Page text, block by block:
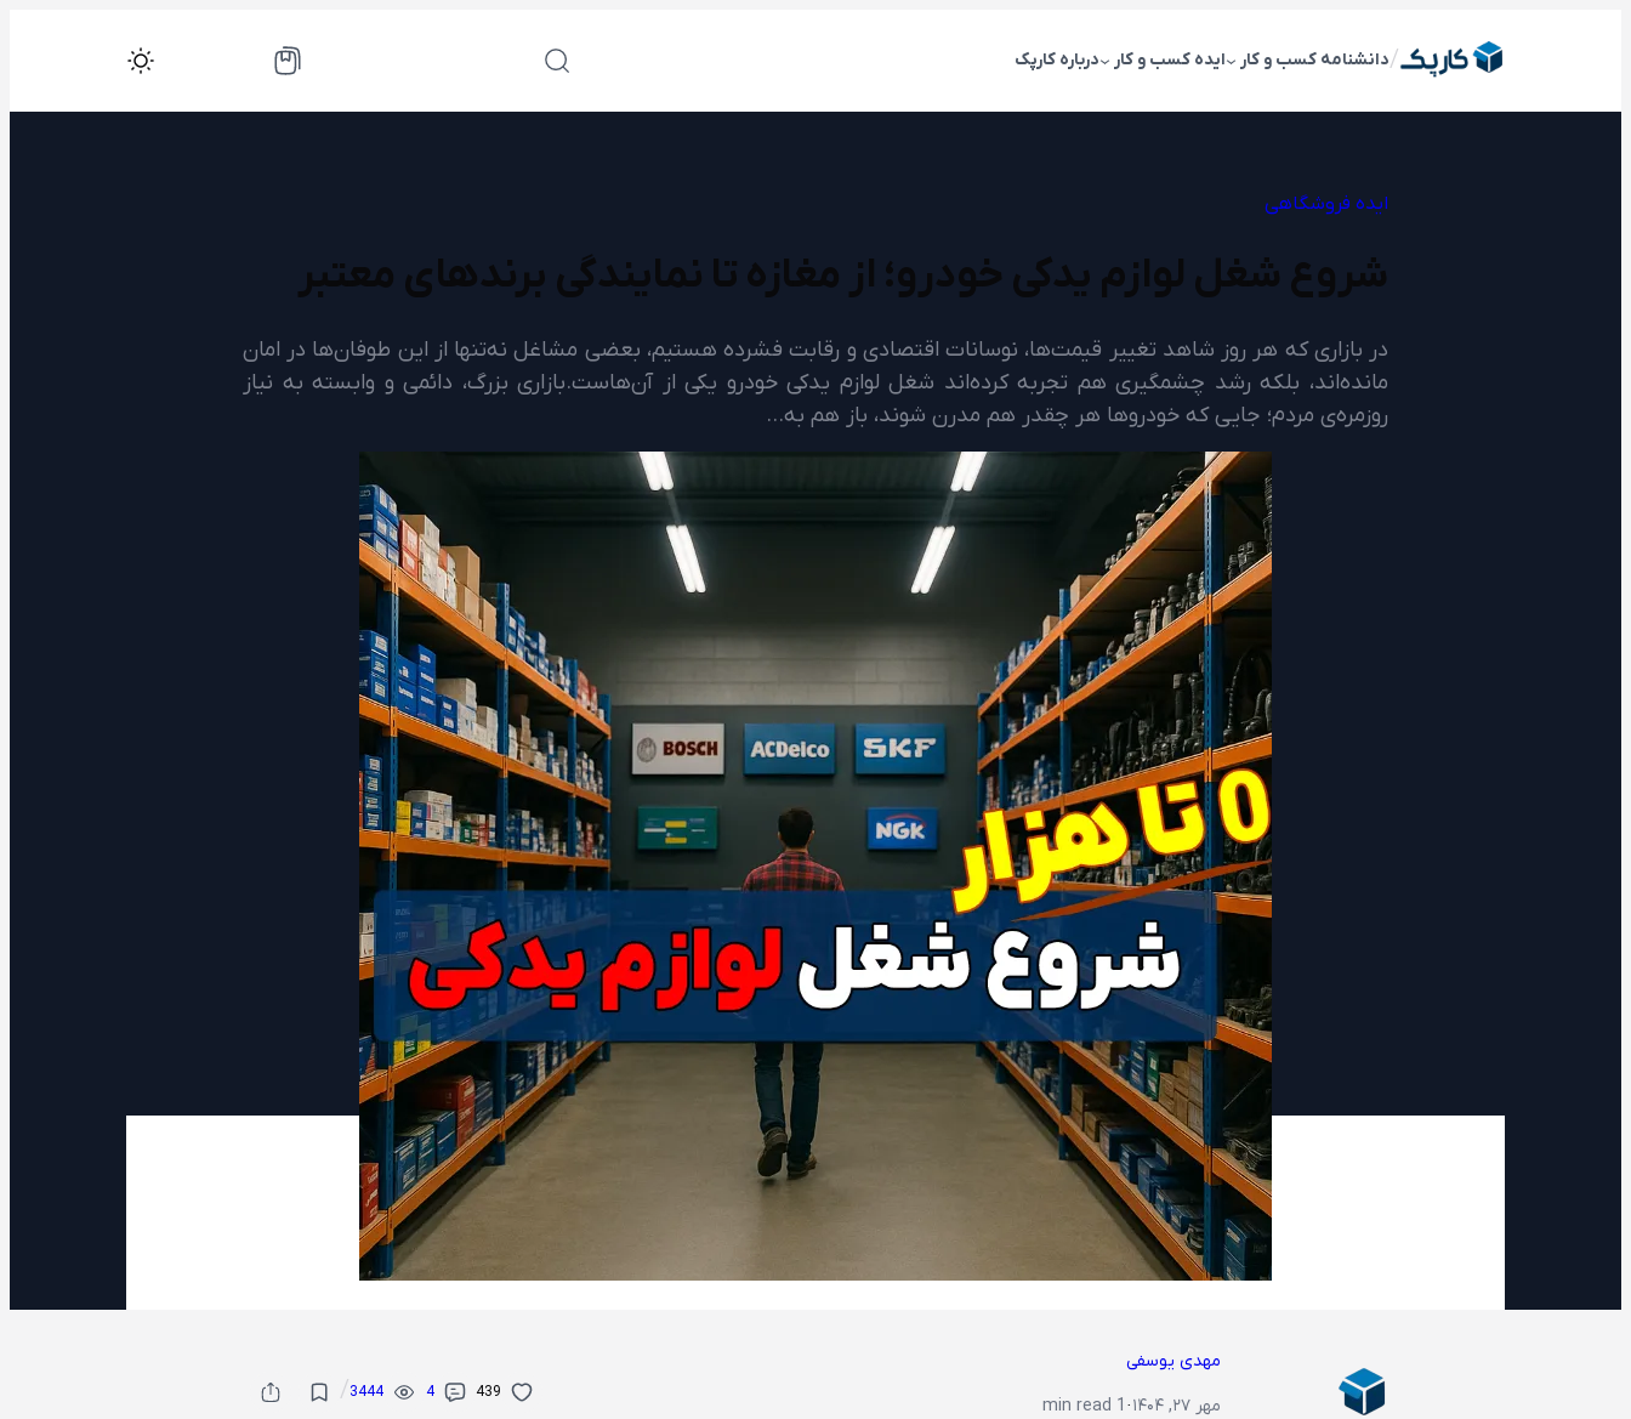
/دانشنامه کسب و کار ایده کسب و کار درباره کارپک
ایده فروشگاهی
شروع شغل لوازم یدکی خودرو؛ از مغازه تا نمایندگی برندهای معتبر
در بازاری که هر روز شاهد تغییر قیمت‌ها، نوسانات اقتصادی و رقابت فشرده هستیم، بعضی مشاغل نه‌تنها از این طوفان‌ها در امان
مانده‌اند، بلکه رشد چشمگیری هم تجربه کرده‌اند شغل لوازم یدکی خودرو یکی از آن‌هاست.بازاری بزرگ، دائمی و وابسته به نیاز
روزمره‌ی مردم؛ جایی که خودروها هر چقدر هم مدرن شوند، باز هم به…
مهدی یوسفی
مهر ۲۷, ۱۴۰۴
·
1 min read
439
4
3444
/